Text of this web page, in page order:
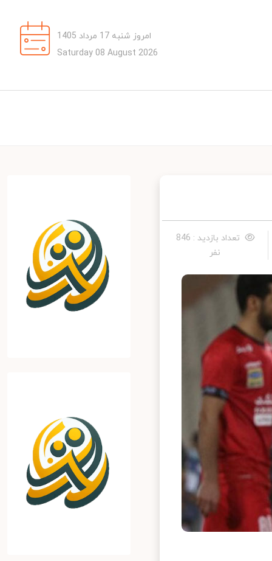
امروز شنبه 17 مرداد 1405
Saturday 08 August 2026
تعداد بازدید : 846
نفر